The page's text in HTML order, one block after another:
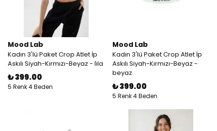
Mood Lab
Kadın 3'lü Paket Crop Atlet İp
Askılı Siyah-Kırmızı-Beyaz - li̇la
₺ 399.00
5 Renk 4 Beden
Mood Lab
Kadın 3'lü Paket Crop Atlet İp
Askılı Siyah-Kırmızı-Beyaz -
beyaz
₺ 399.00
5 Renk 4 Beden